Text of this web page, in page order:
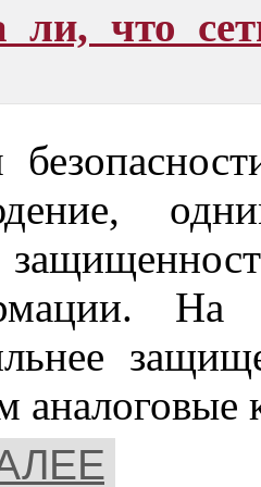
ли, что
На
аналоговые